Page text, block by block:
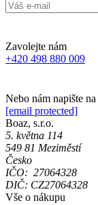
Zavolejte nám
+420 498 880 009
Nebo nám napište na
[email protected]
Boaz, s.r.o.
5. května 114
549 81 Meziměstí
Česko
IČO: 27064328
DIČ: CZ27064328
Vše o nákupu